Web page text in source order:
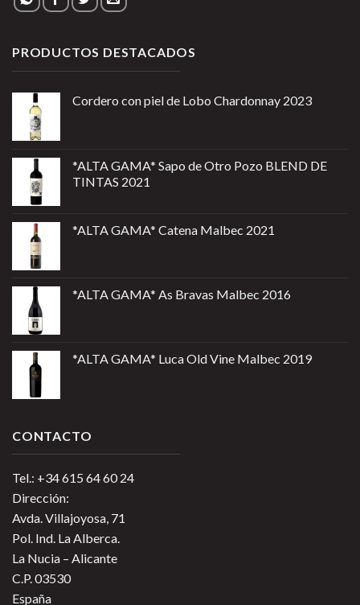
PRODUCTOS DESTACADOS
Cordero con piel de Lobo Chardonnay 2023
*ALTA GAMA* Sapo de Otro Pozo BLEND DE
TINTAS 2021
*ALTA GAMA* Catena Malbec 2021
*ALTA GAMA* As Bravas Malbec 2016
*ALTA GAMA* Luca Old Vine Malbec 2019
CONTACTO
Tel.: +34 615 64 60 24
Dirección:
Avda. Villajoyosa, 71
Pol. Ind. La Alberca.
La Nucia – Alicante
C.P. 03530
España